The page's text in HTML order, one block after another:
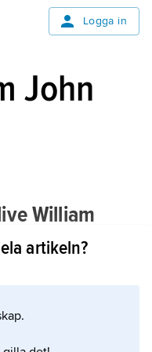
Logga in
John
William
genombrott
föga
artikeln?